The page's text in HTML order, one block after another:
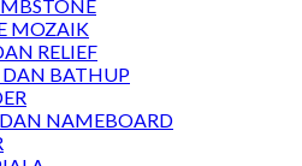
MOZAIK
RELIEF
DAN BATHUP
NAMEBOARD